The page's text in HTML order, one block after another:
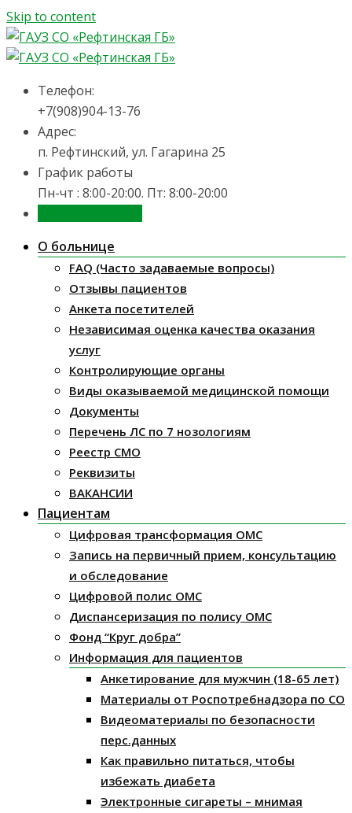
Skip to content
Телефон:
+7(908)904-13-76
Адрес:
п. Рефтинский, ул. Гагарина 25
График работы
Пн-чт : 8:00-20:00. Пт: 8:00-20:00
О больнице
FAQ (Часто задаваемые вопросы)
Отзывы пациентов
Анкета посетителей
Независимая оценка качества оказания
услуг
Контролирующие органы
Виды оказываемой медицинской помощи
Документы
Перечень ЛС по 7 нозологиям
Реестр СМО
Реквизиты
ВАКАНСИИ
Пациентам
Цифровая трансформация ОМС
Запись на первичный прием, консультацию
и обследование
Цифровой полис ОМС
Диспансеризация по полису ОМС
Фонд “Круг добра”
Информация для пациентов
Анкетирование для мужчин (18-65 лет)
Материалы от Роспотребнадзора по СО
Видеоматериалы по безопасности
перс.данных
Как правильно питаться, чтобы
избежать диабета
Электронные сигареты – мнимая